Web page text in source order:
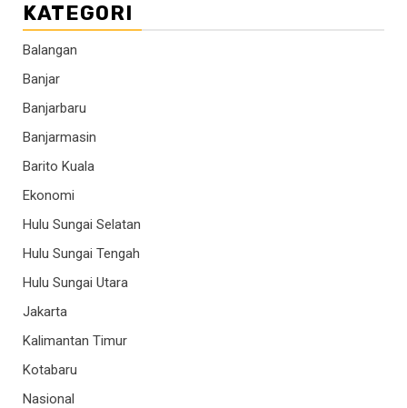
KATEGORI
Balangan
Banjar
Banjarbaru
Banjarmasin
Barito Kuala
Ekonomi
Hulu Sungai Selatan
Hulu Sungai Tengah
Hulu Sungai Utara
Jakarta
Kalimantan Timur
Kotabaru
Nasional